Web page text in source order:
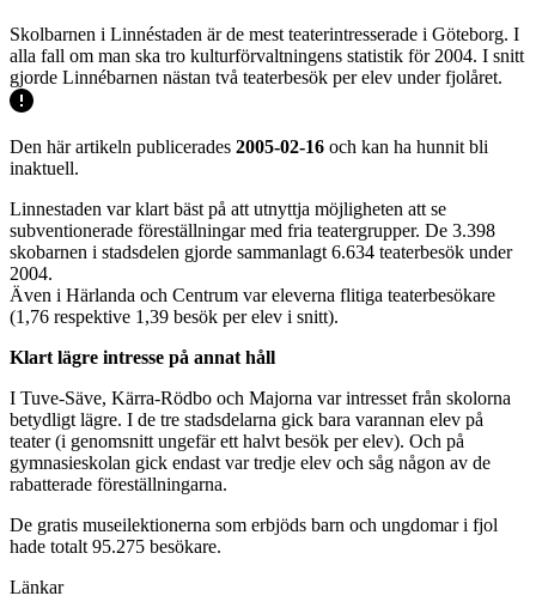
Skolbarnen i Linnéstaden är de mest teaterintresserade i Göteborg. I
alla fall om man ska tro kulturförvaltningens statistik för 2004. I snitt
gjorde Linnébarnen nästan två teaterbesök per elev under fjolåret.
Den här artikeln publicerades 2005-02-16 och kan ha hunnit bli
inaktuell.
Linnestaden var klart bäst på att utnyttja möjligheten att se
subventionerade föreställningar med fria teatergrupper. De 3.398
skobarnen i stadsdelen gjorde sammanlagt 6.634 teaterbesök under
2004.
Även i Härlanda och Centrum var eleverna flitiga teaterbesökare
(1,76 respektive 1,39 besök per elev i snitt).
Klart lägre intresse på annat håll
I Tuve-Säve, Kärra-Rödbo och Majorna var intresset från skolorna
betydligt lägre. I de tre stadsdelarna gick bara varannan elev på
teater (i genomsnitt ungefär ett halvt besök per elev). Och på
gymnasieskolan gick endast var tredje elev och såg någon av de
rabatterade föreställningarna.
De gratis museilektionerna som erbjöds barn och ungdomar i fjol
hade totalt 95.275 besökare.
Länkar